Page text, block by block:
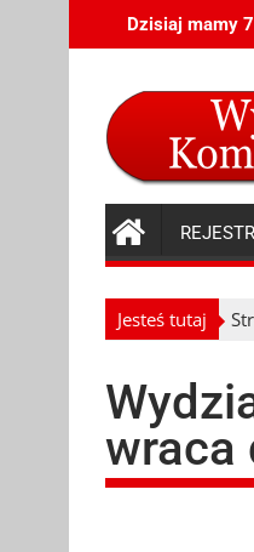
to
Dzisiaj mamy
Jesteś tutaj
wraca